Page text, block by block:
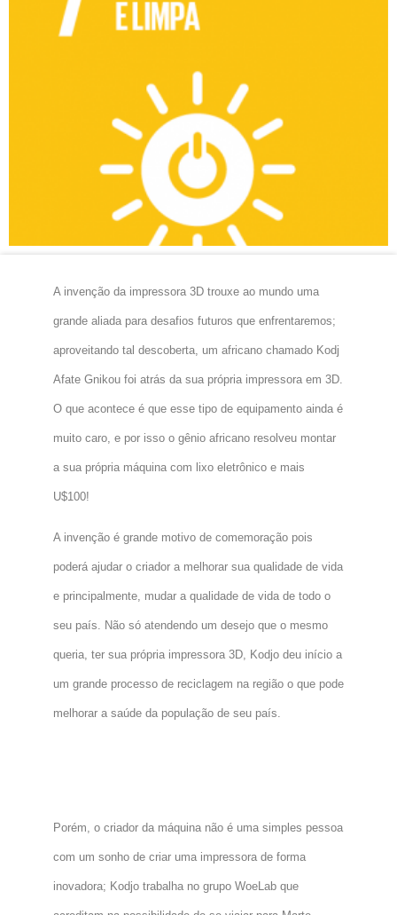
A invenção da impressora 3D trouxe ao mundo uma
grande aliada para desafios futuros que enfrentaremos;
aproveitando tal descoberta, um africano chamado Kodj
Afate Gnikou foi atrás da sua própria impressora em 3D.
O que acontece é que esse tipo de equipamento ainda é
muito caro, e por isso o gênio africano resolveu montar
a sua própria máquina com lixo eletrônico e mais
U$100!
A invenção é grande motivo de comemoração pois
poderá ajudar o criador a melhorar sua qualidade de vida
e principalmente, mudar a qualidade de vida de todo o
seu país. Não só atendendo um desejo que o mesmo
queria, ter sua própria impressora 3D, Kodjo deu início a
um grande processo de reciclagem na região o que pode
melhorar a saúde da população de seu país.
Porém, o criador da máquina não é uma simples pessoa
com um sonho de criar uma impressora de forma
inovadora; Kodjo trabalha no grupo WoeLab que